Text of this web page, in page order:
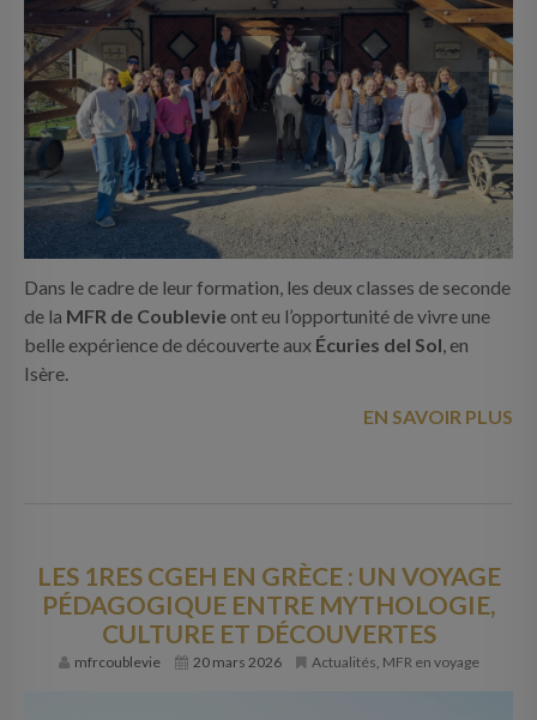
Dans le cadre de leur formation, les deux classes de seconde
de la MFR de Coublevieont eu l’opportunité de vivre une
belle expérience de découverte aux Écuries del Sol, en
Isère.
EN SAVOIR PLUS
LES 1RES CGEH EN GRÈCE : UN VOYAGE
PÉDAGOGIQUE ENTRE MYTHOLOGIE,
CULTURE ET DÉCOUVERTES
mfrcoublevie 20 mars 2026 Actualités, MFR en voyage